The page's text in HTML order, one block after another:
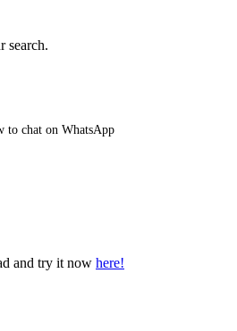
search.
to chat on WhatsApp
and try it now here!